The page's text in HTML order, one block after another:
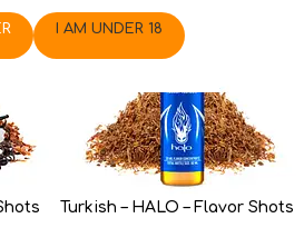
I AM UNDER 18
Turkish – HALO – Flavor Shots